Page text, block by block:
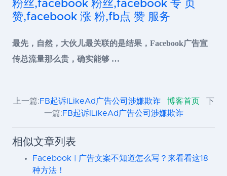
粉丝,facebook 粉丝,facebook 专 页
赞,facebook 涨 粉,fb点 赞 服务
最先，自然，大伙儿最关联的是结果，Facebook广告宣
传总流量那么贵，确实能够 …
上一篇:FB起诉ILikeAd广告公司涉嫌欺诈 博客首页
下
一篇:FB起诉ILikeAd广告公司涉嫌欺诈
相似文章列表
Facebook | 广告文案不知道怎么写？来看看这18
种方法！